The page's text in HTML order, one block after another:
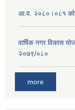
आ.व. २०८०।०८१ को
वार्षिक नगर विकास
२०७९/०८०
more